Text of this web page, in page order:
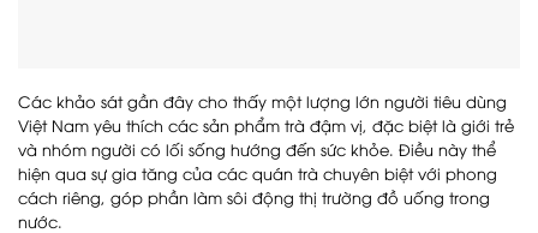
Các khảo sát gần đây cho thấy một lượng lớn người tiêu dùng
Việt Nam yêu thích các sản phẩm trà đậm vị, đặc biệt là giới trẻ
và nhóm người có lối sống hướng đến sức khỏe. Điều này thể
hiện qua sự gia tăng của các quán trà chuyên biệt với phong
cách riêng, góp phần làm sôi động thị trường đồ uống trong
nước.